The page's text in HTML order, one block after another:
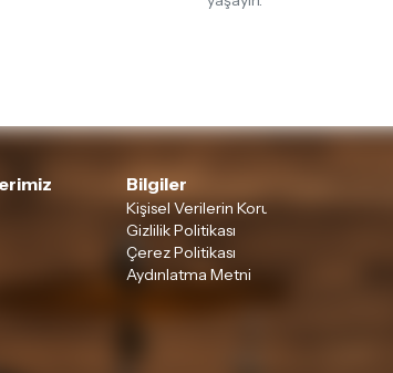
Bilgiler
Kişisel Verilerin Korunması
Gizlilik Politikası
Çerez Politikası
Aydınlatma Metni